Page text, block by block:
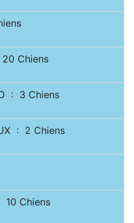
Chiens
: 3 Chiens
: 2 Chiens
10 Chiens